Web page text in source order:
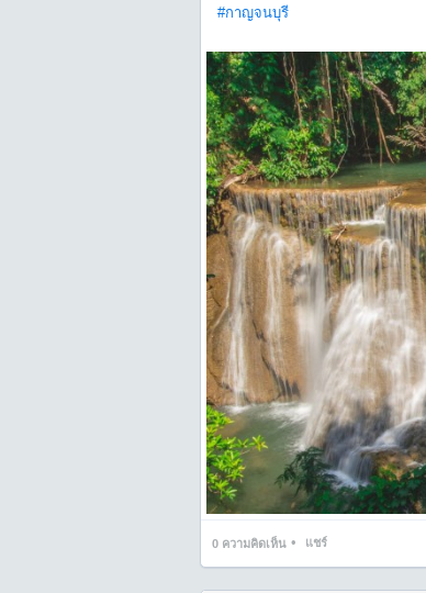
#กาญจนบุรี
0ความคิดเห็น• แชร์